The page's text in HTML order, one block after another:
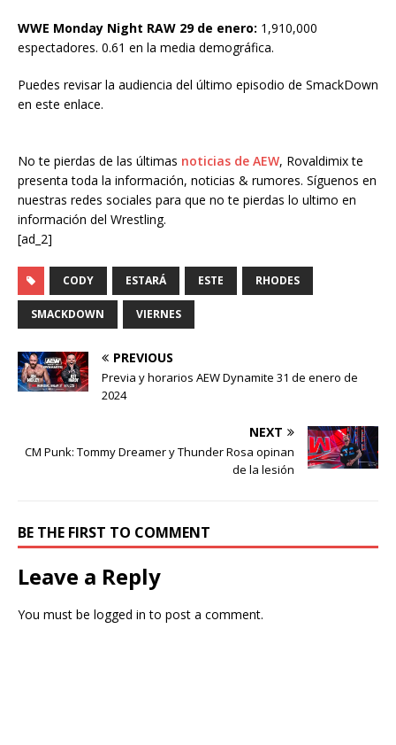
WWE Monday Night RAW 29 de enero: 1,910,000
espectadores. 0.61 en la media demográfica.
Puedes revisar la audiencia del último episodio de SmackDown
en este enlace.
No te pierdas de las últimas noticias de AEW, Rovaldimix te
presenta toda la información, noticias & rumores. Síguenos en
nuestras redes sociales para que no te pierdas lo ultimo en
información del Wrestling.
[ad_2]
CODY ESTARÁ ESTE RHODES
SMACKDOWN VIERNES
PREVIOUS
Previa y horarios AEW Dynamite 31 de enero de
2024
NEXT
CM Punk: Tommy Dreamer y Thunder Rosa opinan
de la lesión
BE THE FIRST TO COMMENT
Leave a Reply
You must be logged in to post a comment.